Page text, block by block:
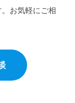
お気軽にご相